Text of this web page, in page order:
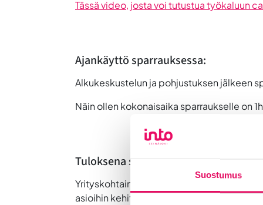
Suostumus
Tässä video, josta voi tutustua työkaluun
Ajankäyttö sparrauksessa:
Alkukeskustelun ja pohjustuksen jälkeen
Näin ollen kokonaisaika sparraukselle on
Tuloksena syntyy:
Yrityskohtainen ja jatkotoimenpiteitä
asioihin kehittämisessä ja kasvamisessa.